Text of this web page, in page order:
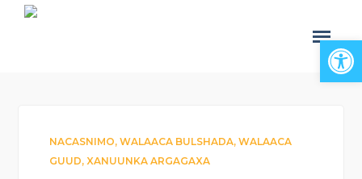
NACASNIMO,WALAACA BULSHADA,WALAACA
GUUD,XANUUNKA ARGAGAXA